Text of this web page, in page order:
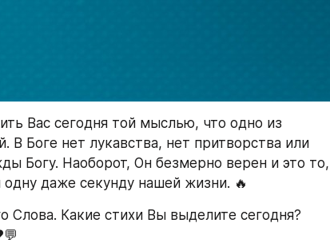
Вас сегодня той мыслью, что одно из
В Боге нет лукавства, нет притворства или
Богу. Наоборот, Он безмерно верен и это то,
даже секунду нашей жизни. 🔥
Слова. Какие стихи Вы выделите сегодня?